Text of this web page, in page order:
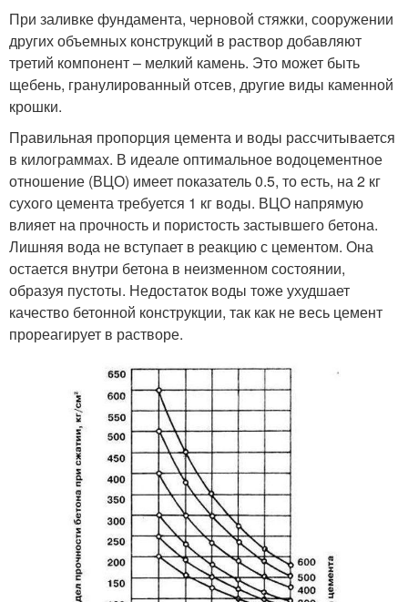
При заливке фундамента, черновой стяжки, сооружении
других объемных конструкций в раствор добавляют
третий компонент – мелкий камень. Это может быть
щебень, гранулированный отсев, другие виды каменной
крошки.
Правильная пропорция цемента и воды рассчитывается
в килограммах. В идеале оптимальное водоцементное
отношение (ВЦО) имеет показатель 0.5, то есть, на 2 кг
сухого цемента требуется 1 кг воды. ВЦО напрямую
влияет на прочность и пористость застывшего бетона.
Лишняя вода не вступает в реакцию с цементом. Она
остается внутри бетона в неизменном состоянии,
образуя пустоты. Недостаток воды тоже ухудшает
качество бетонной конструкции, так как не весь цемент
прореагирует в растворе.